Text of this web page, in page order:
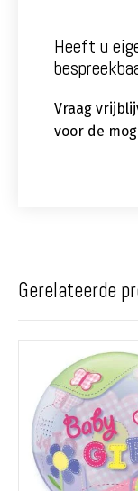
Heeft u
Vraag
voor de
Gerelateerde